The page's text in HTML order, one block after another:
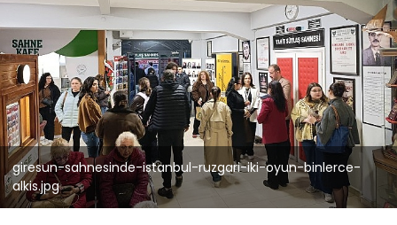
giresun-sahnesinde-istanbul-ruzgari-iki-oyun-binlerce-
alkis.jpg